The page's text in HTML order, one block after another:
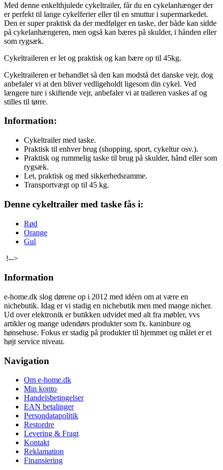
Med denne enkelthjulede cykeltrailer, får du en cykelanhænger der
er perfekt til lange cykelferier eller til en smuttur i supermarkedet.
Den er super praktisk da der medfølger en taske, der både kan sidde
på cykelanhængeren, men også kan bæres på skulder, i hånden eller
som rygsæk.
Cykeltraileren er let og praktisk og kan bære op til 45kg.
Cykeltraileren er behandlet så den kan modstå det danske vejr, dog
anbefaler vi at den bliver vedligeholdt ligesom din cykel. Ved
længere ture i skiftende vejr, anbefaler vi at traileren vaskes af og
stilles til tørre.
Information:
Cykeltrailer med taske.
Praktisk til enhver brug (shopping, sport, cykeltur osv.).
Praktisk og rummelig taske til brug på skulder, hånd eller som
rygsæk.
Let, praktisk og med sikkerhedsramme.
Transportvægt op til 45 kg.
Denne cykeltrailer med taske fås i:
Rød
Orange
Gul
!-->
Information
e-home.dk slog dørene op i 2012 med idéen om at være en
nichebutik. Idag er vi stadig en nichebutik men med mange nicher.
Ud over elektronik er butikken udvidet med alt fra møbler, vvs
artikler og mange udendørs produkter som fx. kaninbure og
hønsehuse. Fokus er stadig på produkter til hjemmet og målet er et
højt service niveau.
Navigation
Om e-home.dk
Min konto
Handelsbetingelser
EAN betalinger
Persondatapolitik
Restordre
Levering & Fragt
Kontakt
Reklamation
Finansiering